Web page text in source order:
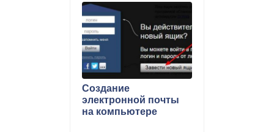
Создание
электронной почты
на компьютере